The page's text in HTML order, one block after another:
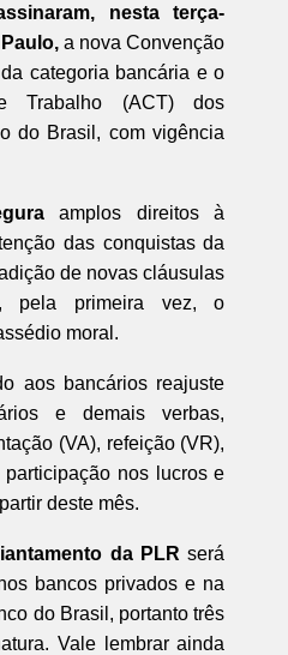
nesta terça-
a nova Convenção
categoria bancária e o
Trabalho (ACT) dos
do Brasil, com vigência
amplos direitos à
das conquistas da
de novas cláusulas
pela primeira vez, o
moral.
aos bancários reajuste
e demais verbas,
(VA), refeição (VR),
nos lucros e
deste mês.
da PLRserá
bancos privados e na
do Brasil, portanto três
Vale lembrar ainda